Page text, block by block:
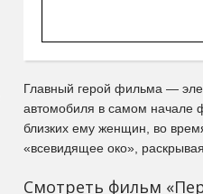
Главный герой фильма —
автомобиля в самом начале
близких ему женщин, во
«всевидящее око»,
Смотреть фильм